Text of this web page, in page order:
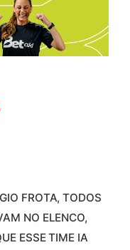
FROTA, TODOS
NO ELENCO,
ESSE TIME IA